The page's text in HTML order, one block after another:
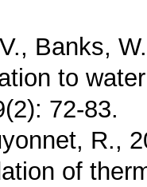
Banks,
to
72-83.
R.,
of